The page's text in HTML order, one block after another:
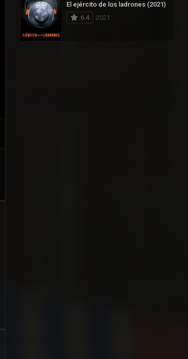
El ejército de los ladrones (2021)
6.4
2021